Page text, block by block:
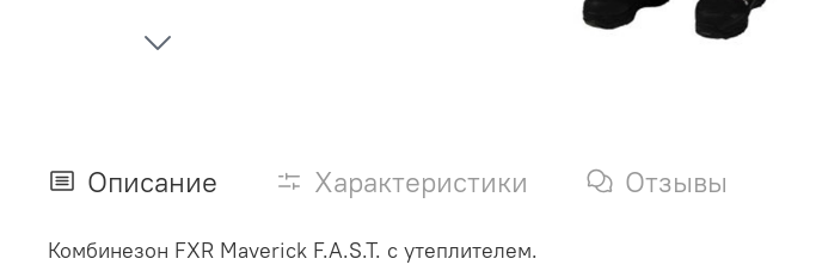
Описание Характеристики Отзывы
Комбинезон FXR Maverick F.A.S.T. с утеплителем.